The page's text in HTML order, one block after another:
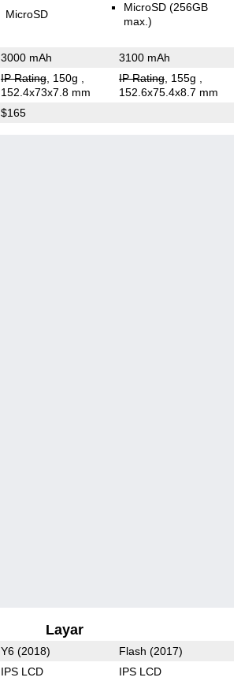
MicroSD
MicroSD (256GB
max.)
3000 mAh 3100 mAh
IP Rating, 150g
152.4x73x7.8 mm
IP Rating, 155g
152.6x75.4x8.7 mm
$165
Layar
Y6 (2018) Flash (2017)
IPS LCD IPS LCD